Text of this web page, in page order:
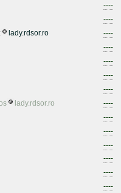
----
----
lady.rdsor.ro ----
----
----
----
----
lady.rdsor.ro ----
----
----
----
----
----
----